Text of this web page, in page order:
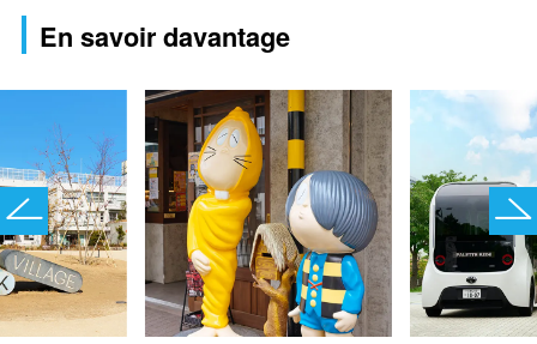
En savoir davantage